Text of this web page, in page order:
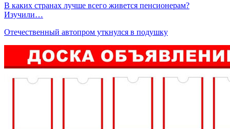
В каких странах лучше всего живется пенсионерам?
Изучили…
Отечественный автопром уткнулся в подушку